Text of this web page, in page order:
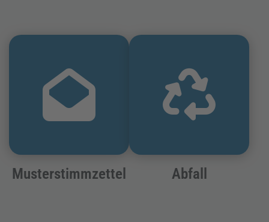
Musterstimmzettel Abfall